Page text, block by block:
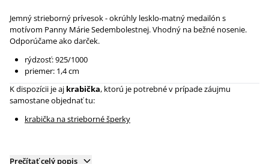
Jemný strieborný prívesok - okrúhly lesklo-matný medailón s
motívom Panny Márie Sedembolestnej. Vhodný na bežné nosenie.
Odporúčame ako darček.
rýdzosť: 925/1000
priemer: 1,4 cm
K dispozícii je aj krabička, ktorú je potrebné v prípade záujmu
samostane objednať tu:
krabička na strieborné šperky
Prečítať celý popis